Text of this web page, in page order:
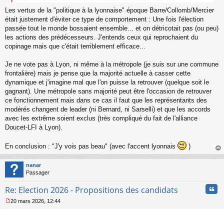
Les vertus de la "politique à la lyonnaise" époque Barre/Collomb/Mercier
était justement d'éviter ce type de comportement : Une fois l'élection
passée tout le monde bossaient ensemble... et on détricotait pas (ou peu)
les actions des prédécesseurs. J'entends ceux qui reprochaient du
copinage mais que c'était terriblement efficace...
Je ne vote pas à Lyon, ni même à la métropole (je suis sur une commune
frontalière) mais je pense que la majorité actuelle à casser cette
dynamique et j'imagine mal que l'on puisse la retrouver (quelque soit le
gagnant). Une métropole sans majorité peut être l'occasion de retrouver
ce fonctionnement mais dans ce cas il faut que les représentants des
modérés changent de leader (ni Bernard, ni Sarselli) et que les accords
avec les extrême soient exclus (très compliqué du fait de l'alliance
Doucet-LFI à Lyon).
En conclusion : "J'y vois pas beau" (avec l'accent lyonnais )
au
nanar
Passager
Re: Election 2026 - Propositions des candidats
20 mars 2026, 12:44